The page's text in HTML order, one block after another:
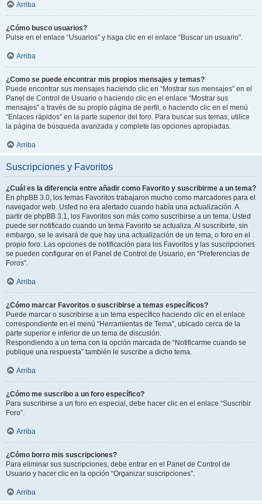
Arriba
¿Cómo busco usuarios?
Pulse en el enlace “Usuarios” y haga clic en el enlace “Buscar un usuario”.
Arriba
¿Como se puede encontrar mis propios mensajes y temas?
Puede encontrar sus mensajes haciendo clic en “Mostrar sus mensajes” en el
Panel de Control de Usuario o haciendo clic en el enlace “Mostrar sus
mensajes” a través de su propio página de perfil, o haciendo clic en el menú
“Enlaces rápidos” en la parte superior del foro. Para buscar sus temas, utilice
la página de búsqueda avanzada y complete las opciones apropiadas.
Arriba
Suscripciones y Favoritos
¿Cuál es la diferencia entre añadir como Favorito y suscribirme a un tema?
En phpBB 3.0, los temas Favoritos trabajaron mucho como marcadores para el
navegador web. Usted no era alertado cuando había una actualización. A
partir de phpBB 3.1, los Favoritos son más como suscribirse a un tema. Usted
puede ser notificado cuando un tema Favorito se actualiza. Al suscribirte, sin
embargo, se le avisará de que hay una actualización de un tema, o foro en el
propio foro. Las opciones de notificación para los Favoritos y las suscripciones
se pueden configurar en el Panel de Control de Usuario, en “Preferencias de
Foros”.
Arriba
¿Cómo marcar Favoritos o suscribirse a temas específicos?
Puede marcar o suscribirse a un tema específico haciendo clic en el enlace
correspondiente en el menú “Herramientas de Tema”, ubicado cerca de la
parte superior e inferior de un tema de discusión.
Respondiendo a un tema con la opción marcada de “Notificarme cuando se
publique una respuesta” también le suscribe a dicho tema.
Arriba
¿Cómo me suscribo a un foro específico?
Para suscribirse a un foro en especial, debe hacer clic en el enlace “Suscribir
Foro”.
Arriba
¿Cómo borro mis suscripciones?
Para eliminar sus suscripciones, debe entrar en el Panel de Control de
Usuario y hacer clic en la opción “Organizar suscripciones”.
Arriba